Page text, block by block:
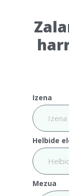
Izena
Helbide
Mezua